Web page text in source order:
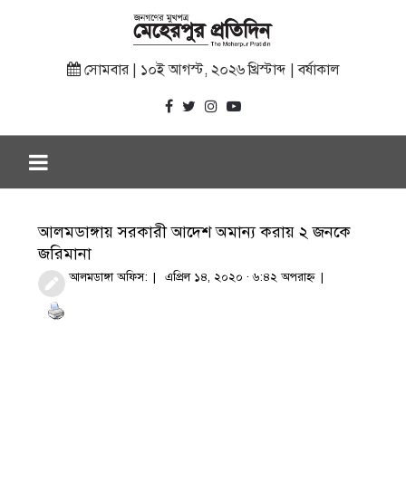
সোমবার | ১০ই আগস্ট, ২০২৬ খ্রিস্টাব্দ | বর্ষাকাল
আলমডাঙ্গায় সরকারী আদেশ অমান্য করায় ২ জনকে
জরিমানা
আলমডাঙ্গা অফিস: এপ্রিল ১৪, ২০২০ · ৬:৪২ অপরাহ্ণ